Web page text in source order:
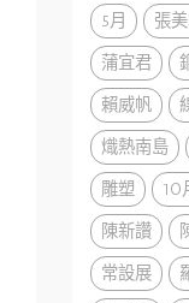
5月
張
蒲宜君
賴威帆
熾熱南島
雕塑
10
陳新讚
常設展